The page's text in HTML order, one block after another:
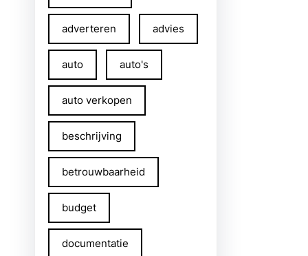
adverteren advies
auto auto's
auto verkopen
beschrijving
betrouwbaarheid
budget
documentatie